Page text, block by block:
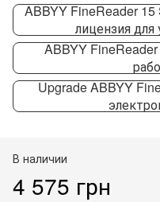
ABBYY FineReader 15
лицензия
ABBYY
Upgrade ABBYY
В наличии
4 575 грн